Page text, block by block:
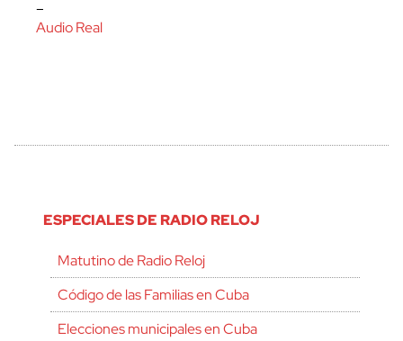
–
Audio Real
ESPECIALES DE RADIO RELOJ
Matutino de Radio Reloj
Código de las Familias en Cuba
Elecciones municipales en Cuba